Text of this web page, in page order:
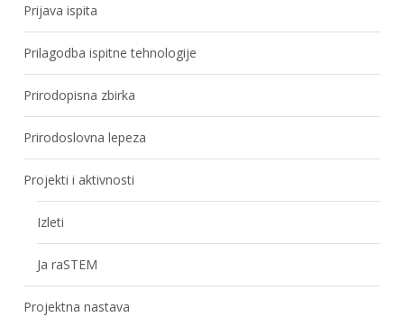
Prijava ispita
Prilagodba ispitne tehnologije
Prirodopisna zbirka
Prirodoslovna lepeza
Projekti i aktivnosti
Izleti
Ja raSTEM
Projektna nastava